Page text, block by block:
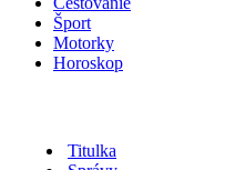
Šport
Motorky
Horoskop
Titulka